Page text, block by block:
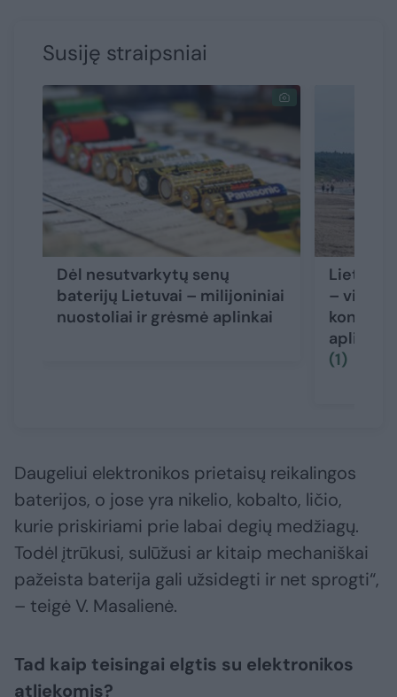
Susiję straipsniai
Dėl nesutvarkytų senų
baterijų Lietuvai – milijoniniai
nuostoliai ir grėsmė aplinkai
– visa
aplinkai
(1)
Daugeliui elektronikos prietaisų reikalingos
baterijos, o jose yra nikelio, kobalto, ličio,
kurie priskiriami prie labai degių medžiagų.
Todėl įtrūkusi, sulūžusi ar kitaip mechaniškai
pažeista baterija gali užsidegti ir net sprogti“,
– teigė V. Masalienė.
Tad kaip teisingai elgtis su elektronikos
atliekomis?